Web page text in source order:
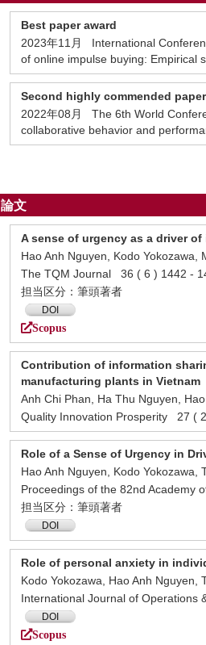
Best paper award
2023年11月 International
of online impulse buying: Empirical
Second highly commended
2022年08月 The 6th World
collaborative behavior and
論文
A sense of urgency as a driver
Hao Anh Nguyen, Kodo Yokozawa,
The TQM Journal 36 ( 6 ) 1442 -
担当区分：筆頭著者
DOI
Scopus
Contribution of information
manufacturing plants in Vietnam
Anh Chi Phan, Ha Thu Nguyen,
Quality Innovation Prosperity 27 (
Role of a Sense of Urgency in
Hao Anh Nguyen, Kodo Yokozawa,
Proceedings of the 82nd
担当区分：筆頭著者
DOI
Role of personal anxiety in
Kodo Yokozawa, Hao Anh Nguyen,
International Journal of
DOI
Scopus